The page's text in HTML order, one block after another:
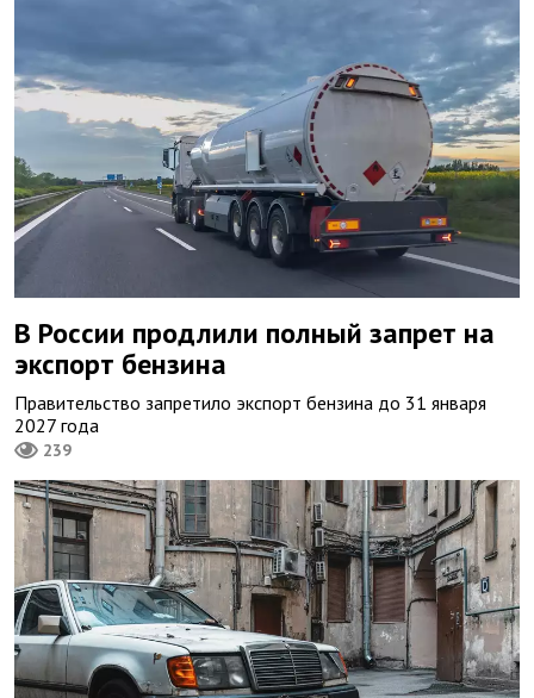
В России продлили полный запрет на
экспорт бензина
Правительство запретило экспорт бензина до 31 января
2027 года
239